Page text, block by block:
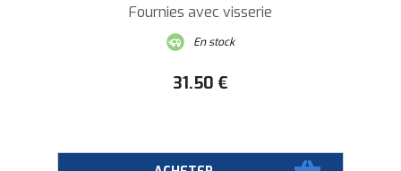
Fournies avec visserie
31.50 €
En stock